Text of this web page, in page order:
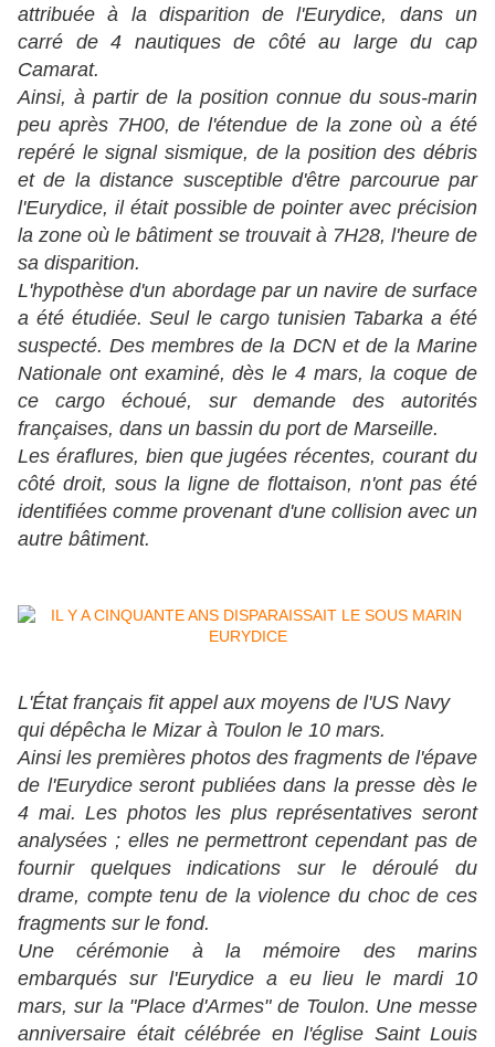
attribuée à la disparition de l'Eurydice, dans un
carré de 4 nautiques de côté au large du cap
Camarat.
Ainsi, à partir de la position connue du sous-marin
peu après 7H00, de l'étendue de la zone où a été
repéré le signal sismique, de la position des débris
et de la distance susceptible d'être parcourue par
l'Eurydice, il était possible de pointer avec précision
la zone où le bâtiment se trouvait à 7H28, l'heure de
sa disparition.
L'hypothèse d'un abordage par un navire de surface
a été étudiée. Seul le cargo tunisien Tabarka a été
suspecté. Des membres de la DCN et de la Marine
Nationale ont examiné, dès le 4 mars, la coque de
ce cargo échoué, sur demande des autorités
françaises, dans un bassin du port de Marseille.
Les éraflures, bien que jugées récentes, courant du
côté droit, sous la ligne de flottaison, n'ont pas été
identifiées comme provenant d'une collision avec un
autre bâtiment.
L'État français fit appel aux moyens de l'US Navy
qui dépêcha le Mizar à Toulon le 10 mars.
Ainsi les premières photos des fragments de l'épave
de l'Eurydice seront publiées dans la presse dès le
4 mai. Les photos les plus représentatives seront
analysées ; elles ne permettront cependant pas de
fournir quelques indications sur le déroulé du
drame, compte tenu de la violence du choc de ces
fragments sur le fond.
Une cérémonie à la mémoire des marins
embarqués sur l'Eurydice a eu lieu le mardi 10
mars, sur la "Place d'Armes" de Toulon. Une messe
anniversaire était célébrée en l'église Saint Louis